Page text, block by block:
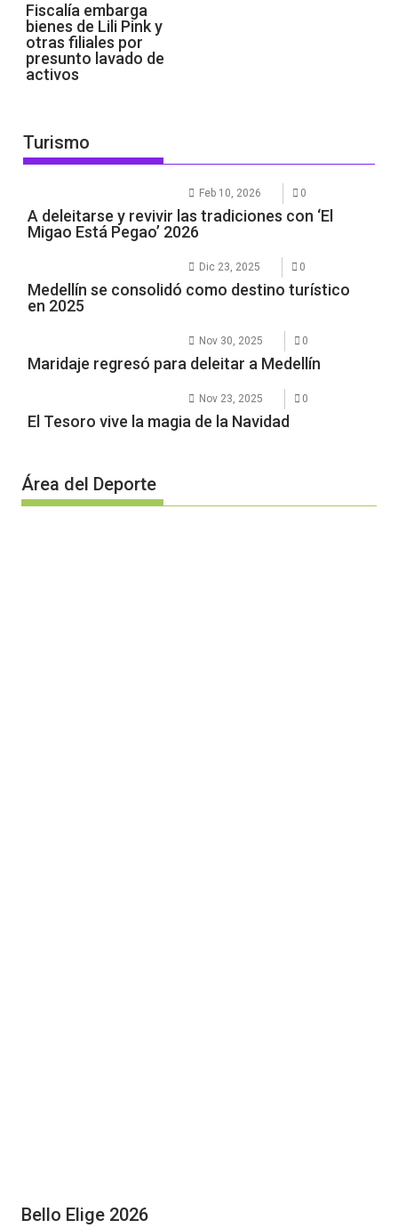
Fiscalía embarga
bienes de Lili Pink y
otras filiales por
presunto lavado de
activos
Turismo
Feb 10, 2026 0
A deleitarse y revivir las tradiciones con ‘El
Migao Está Pegao’ 2026
Dic 23, 2025 0
Medellín se consolidó como destino turístico
en 2025
Nov 30, 2025 0
Maridaje regresó para deleitar a Medellín
Nov 23, 2025 0
El Tesoro vive la magia de la Navidad
Área del Deporte
Bello Elige 2026